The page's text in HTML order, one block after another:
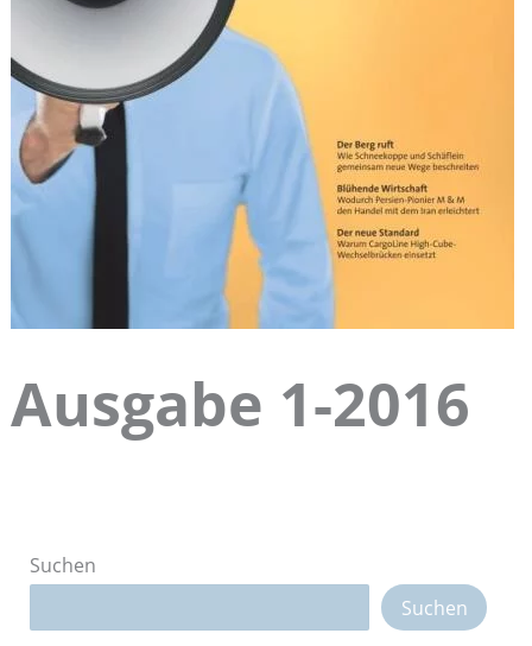
Ausgabe 1-2016
Suchen
Suchen